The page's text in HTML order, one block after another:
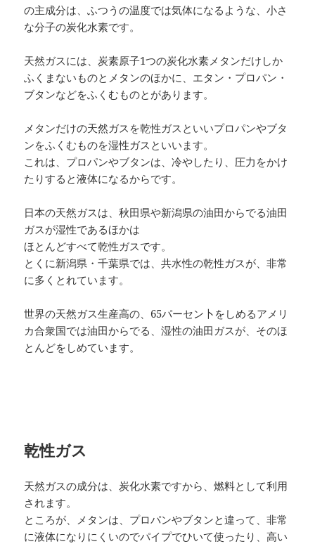
の主成分は、ふつうの温度では気体になるような、小さ
な分子の炭化水素です。
天然ガスには、炭素原子1つの炭化水素メタンだけしか
ふくまないものとメタンのほかに、エタン・プロパン・
ブタンなどをふくむものとがあります。
メタンだけの天然ガスを乾性ガスといいプロパンやブタ
ンをふくむものを湿性ガスといいます。
これは、プロパンやブタンは、冷やしたり、圧力をかけ
たりすると液体になるからです。
日本の天然ガスは、秋田県や新潟県の油田からでる油田
ガスが湿性であるほかは
ほとんどすべて乾性ガスです。
とくに新潟県・千葉県では、共水性の乾性ガスが、非常
に多くとれています。
世界の天然ガス生産高の、65パーセン卜をしめるアメリ
カ合衆国では油田からでる、湿性の油田ガスが、そのほ
とんどをしめています。
乾性ガス
天然ガスの成分は、炭化水素ですから、燃料として利用
されます。
ところが、メタンは、プロパンやブタンと違って、非常
に液体になりにくいのでパイプでひいて使ったり、高い